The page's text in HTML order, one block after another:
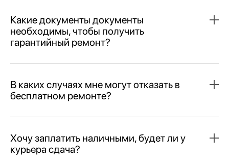
Какие документы документы
необходимы, чтобы получить
гарантийный ремонт?
В каких случаях мне могут отказать в
бесплатном ремонте?
Хочу заплатить наличными, будет ли у
курьера сдача?